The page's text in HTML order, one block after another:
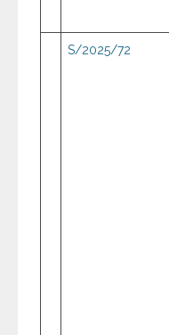
S/2025/72